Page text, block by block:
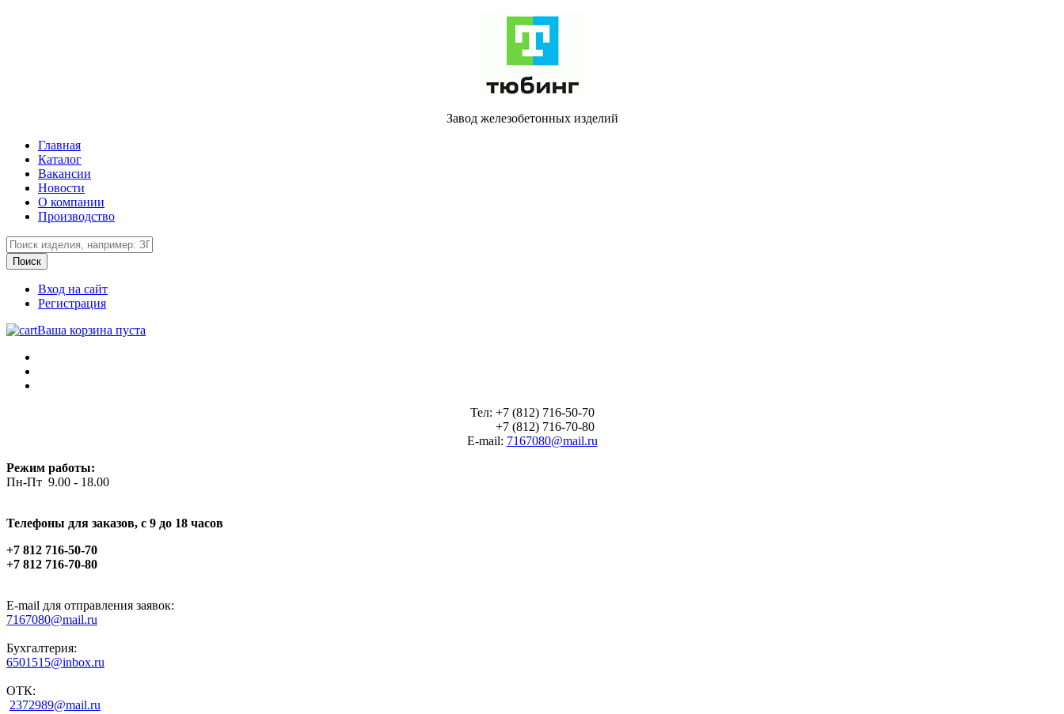
Завод железобетонных изделий
Главная
Каталог
Вакансии
Новости
О компании
Производство
Вход на сайт
Регистрация
Ваша корзина пуста
Тел: +7 (812) 716-50-70
+7 (812) 716-70-80
E-mail: 7167080@mail.ru
Режим работы:
Пн-Пт 9.00 - 18.00
Телефоны для заказов, c 9 до 18 часов
+7 812 716-50-70
+7 812 716-70-80
E-mail для отправления заявок:
7167080@mail.ru
Бухгалтерия:
6501515@inbox.ru
ОТК:
2372989@mail.ru